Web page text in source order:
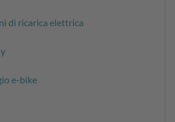
di ricarica elettrica
e-bike